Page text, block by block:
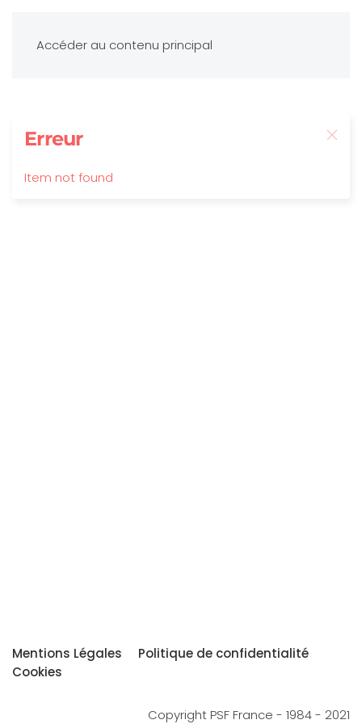
Accéder au contenu principal
Erreur
Item not found
Mentions Légales
Politique de confidentialité
Cookies
Copyright PSF France - 1984 - 2021